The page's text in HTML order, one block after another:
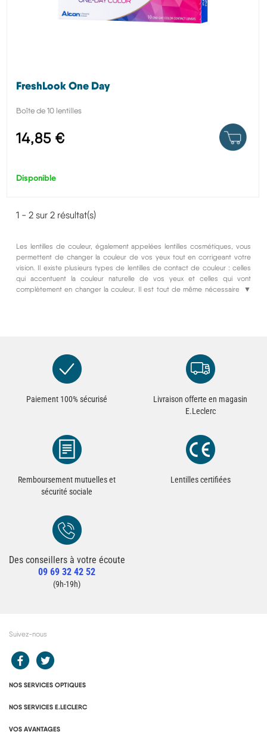
FreshLook One Day
Boîte de 10 lentilles
14,85 €
Disponible
1 - 2 sur 2 résultat(s)
▼
Les lentilles de couleur, également appelées lentilles cosmétiques, vous
permettent de changer la couleur de vos yeux tout en corrigeant votre
vision. Il existe plusieurs types de lentilles de contact de couleur : celles
qui accentuent la couleur naturelle de vos yeux et celles qui vont
complètement en changer la couleur. Il est tout de même nécessaire de
Paiement 100% sécurisé
Livraison offerte en magasin
E.Leclerc
Remboursement mutuelles et
sécurité sociale
Lentilles certifiées
Redirection vers la page Contact du site
Des conseillers à votre écoute
09 69 32 42 52
Contacter un conseiller
(9h-19h)
Suivez-nous
Redirection vers le compte Facebook E.Leclerc
NOS SERVICES OPTIQUES
NOS SERVICES E.LECLERC
VOS AVANTAGES